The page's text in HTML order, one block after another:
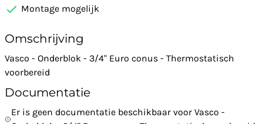
Montage mogelijk
Omschrijving
Vasco - Onderblok - 3/4" Euro conus - Thermostatisch
voorbereid
Documentatie
Er is geen documentatie beschikbaar voor Vasco -